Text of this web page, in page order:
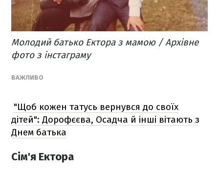
Молодий батько Ектора з мамою / Архівне
фото з інстаграму
​ВАЖЛИВО
"Щоб кожен татусь вернувся до своїх
дітей": Дорофєєва, Осадча й інші вітають з
Днем батька
Сім'я Ектора